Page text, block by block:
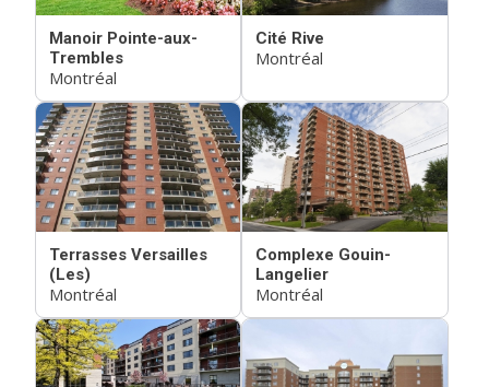
Manoir Pointe-aux-
Trembles
Montréal
Cité Rive
Montréal
Terrasses Versailles
(Les)
Montréal
Complexe Gouin-
Langelier
Montréal